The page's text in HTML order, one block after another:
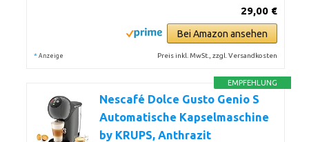
29,00 €
Bei Amazon ansehen
* Anzeige Preis inkl. MwSt., zzgl. Versandkosten
EMPFEHLUNG
Nescafé Dolce Gusto Genio S
Automatische Kapselmaschine
by KRUPS, Anthrazit